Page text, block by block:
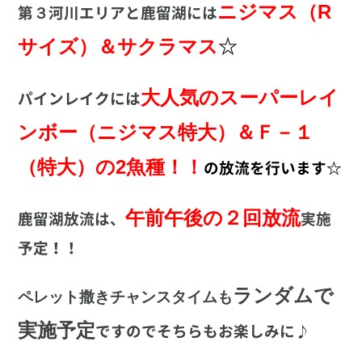
第３河川エリアと鹿留湖にはニジマス（R
サイズ）＆サクラマス☆
パインレイクには大人気のスーパーレイ
ンボー（ニジマス特大）＆Ｆ－１
（特大）の2魚種！！ の放流を行います☆
鹿留湖放流は、午前午後の２回放流実施
予定 ！！
ペレット撒きチャンスタイムもランダムで
実施予定ですのでそちらもお楽しみに♪